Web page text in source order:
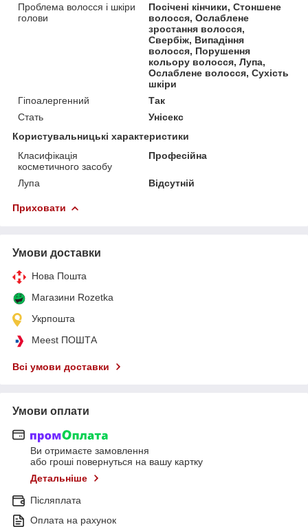
Проблема волосся і шкіри
голови
Посічені кінчики, Стоншене
волосся, Ослаблене
зростання волосся,
Свербіж, Випадіння
волосся, Порушення
кольору волосся, Лупа,
Ослаблене волосся, Сухість
шкіри
Гіпоалергенний
Так
Стать
Унісекс
Користувальницькі характеристики
Класифікація
косметичного засобу
Професійна
Лупа Відсутній
Приховати
Умови доставки
Нова Пошта
Магазини Rozetka
Укрпошта
Meest ПОШТА
Всі умови доставки
Умови оплати
Ви отримаєте замовлення
або гроші повернуться на вашу картку
Детальніше
Післяплата
Оплата на рахунок